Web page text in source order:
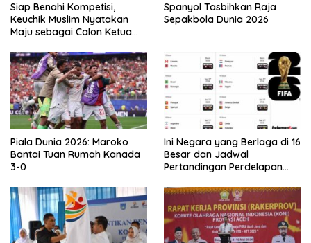
Siap Benahi Kompetisi,
Keuchik Muslim Nyatakan
Maju sebagai Calon Ketua
Spanyol Tasbihkan Raja
Sepakbola Dunia 2026
Piala Dunia 2026: Maroko
Bantai Tuan Rumah Kanada
3-0
Ini Negara yang Berlaga di 16
Besar dan Jadwal
Pertandingan Perdelapan